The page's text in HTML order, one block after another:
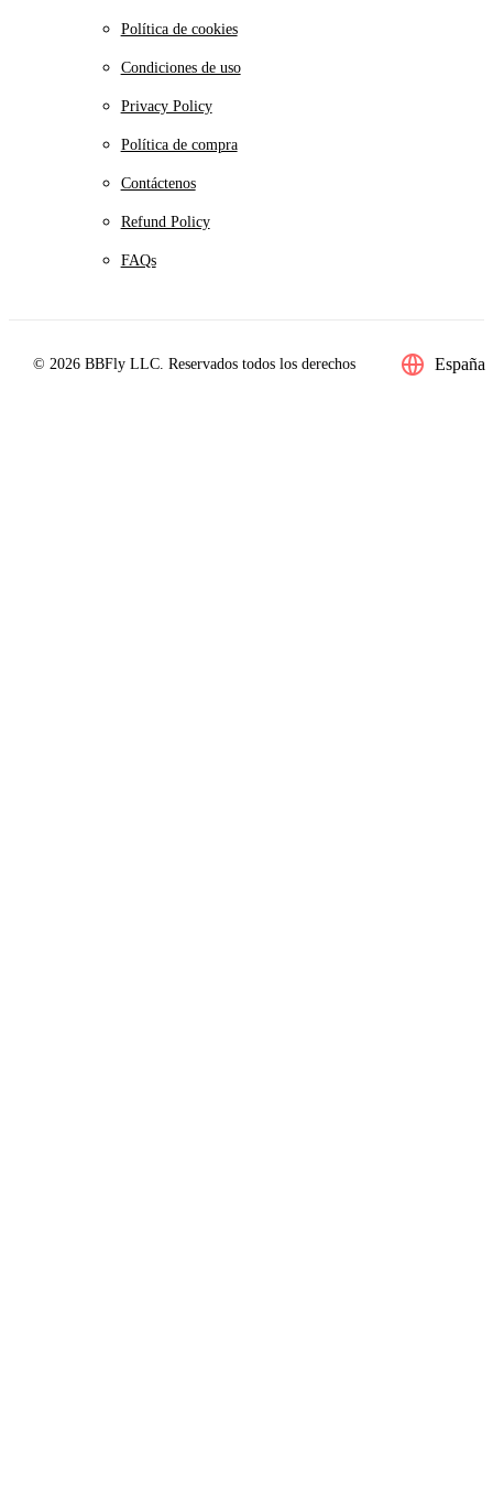
Política de cookies
Condiciones de uso
Privacy Policy
Política de compra
Contáctenos
Refund Policy
FAQs
© 2026 BBFly LLC. Reservados todos los derechos España